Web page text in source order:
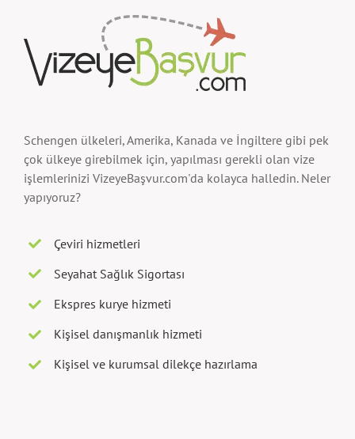
Schengen ülkeleri, Amerika, Kanada ve İngiltere gibi pek
çok ülkeye girebilmek için, yapılması gerekli olan vize
işlemlerinizi VizeyeBaşvur.com'da kolayca halledin. Neler
yapıyoruz?
Çeviri hizmetleri
Seyahat Sağlık Sigortası
Ekspres kurye hizmeti
Kişisel danışmanlık hizmeti
Kişisel ve kurumsal dilekçe hazırlama